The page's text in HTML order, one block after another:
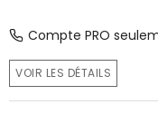
Compte PRO
VOIR LES DÉTAILS